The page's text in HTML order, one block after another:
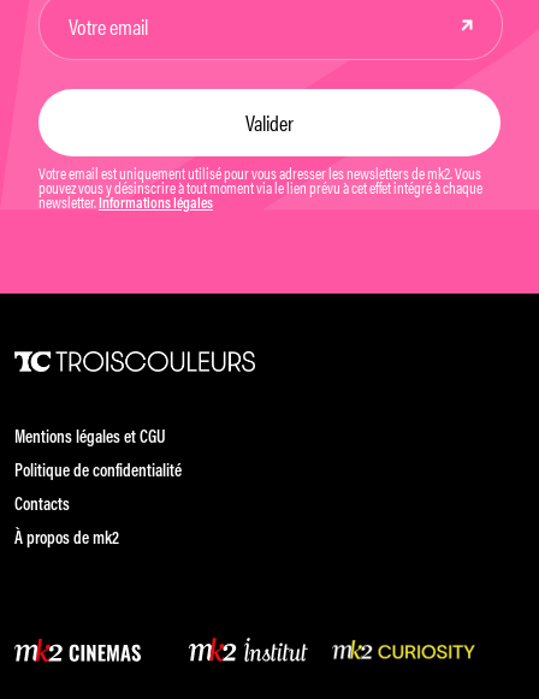
Votre email est uniquement utilisé pour vous adresser les newsletters de mk2. Vous
pouvez vous y désinscrire à tout moment via le lien prévu à cet effet intégré à chaque
newsletter. Informations légales
Mentions légales et CGU
Politique de confidentialité
Contacts
À propos de mk2